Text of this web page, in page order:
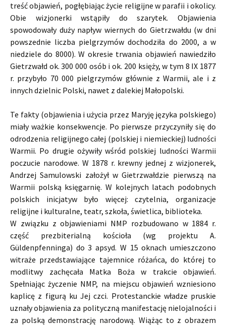
treść objawień, pogłębiając życie religijne w parafii i okolicy.
Obie wizjonerki wstąpiły do szarytek. Objawienia
spowodowały duży napływ wiernych do Gietrzwałdu (w dni
powszednie liczba pielgrzymów dochodziła do 2000, a w
niedziele do 8000). W okresie trwania objawień nawiedziło
Gietrzwałd ok. 300 000 osób i ok. 200 księży, w tym 8 IX 1877
r. przybyło 70 000 pielgrzymów głównie z Warmii, ale i z
innych dzielnic Polski, nawet z dalekiej Małopolski.
Te fakty (objawienia i użycia przez Maryję języka polskiego)
miały ważkie konsekwencje. Po pierwsze przyczyniły się do
odrodzenia religijnego całej (polskiej i niemieckiej) ludności
Warmii. Po drugie ożywiły wśród polskiej ludności Warmii
poczucie narodowe. W 1878 r. krewny jednej z wizjonerek,
Andrzej Samulowski założył w Gietrzwałdzie pierwszą na
Warmii polską księgarnię. W kolejnych latach podobnych
polskich inicjatyw było więcej: czytelnia, organizacje
religijne i kulturalne, teatr, szkoła, świetlica, biblioteka.
W związku z objawieniami NMP rozbudowano w 1884 r.
część prezbiterialną kościoła (wg projektu A.
Güldenpfenninga) do 3 apsyd. W 15 oknach umieszczono
witraże przedstawiające tajemnice różańca, do której to
modlitwy zachęcała Matka Boża w trakcie objawień.
Spełniając życzenie NMP, na miejscu objawień wzniesiono
kaplicę z figurą ku Jej czci. Protestanckie władze pruskie
uznały objawienia za polityczną manifestację nielojalności i
za polską demonstrację narodową. Wiążąc to z obrazem